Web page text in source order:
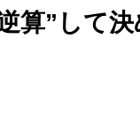
算”して決